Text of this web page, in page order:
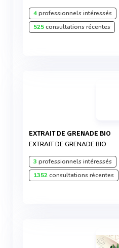
4professionnels intéressés
525consultations récentes
EXTRAIT DE GRENADE BIO
EXTRAIT DE GRENADE BIO
3 professionnels intéressés
1352consultations récentes